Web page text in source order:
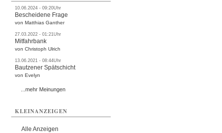
10.06.2024 - 09:20Uhr
Bescheidene Frage
von Matthias Ganther
27.03.2022 - 01:21Uhr
Mitfahrbank
von Christoph Ulrich
13.06.2021 - 08:44Uhr
Bautzener Spätschicht
von Evelyn
...mehr Meinungen
KLEINANZEIGEN
Alle Anzeigen